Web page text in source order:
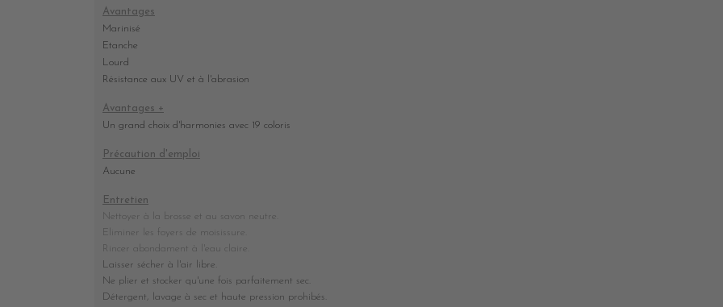
Avantages
Marinisé
Etanche
Lourd
Résistance aux UV et à l'abrasion
Avantages +
Un grand choix d'harmonies avec 19 coloris
Précaution d'emploi
Aucune
Entretien
Nettoyer à la brosse et au savon neutre.
Eliminer les foyers de moisissure.
Rincer abondament à l'eau claire.
Laisser sécher à l'air libre.
Ne plier et stocker qu'une fois parfaitement sec
Détergent, lavage à sec et haute pression prohibés